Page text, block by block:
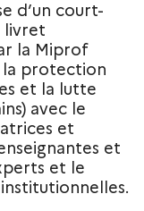
d’un court-
livret
la Miprof
la protection
et la lutte
avec le
et
et
et le